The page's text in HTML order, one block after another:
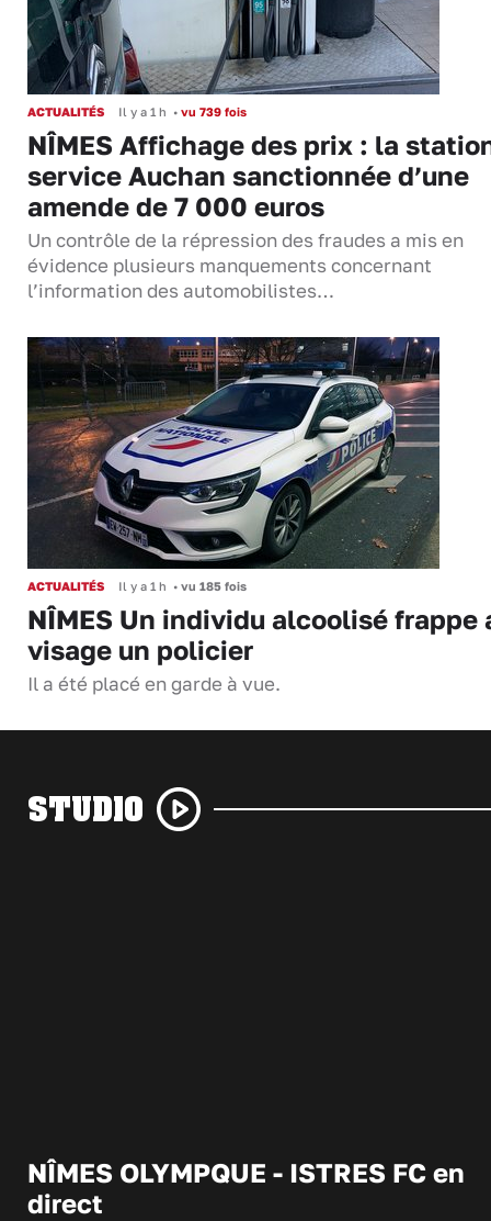
ACTUALITÉS Il y a 1 h • vu 739 fois
NÎMES Affichage des prix : la
service Auchan sanctionnée d’une
amende de 7 000 euros
Un contrôle de la répression des fraudes a mis en
évidence plusieurs manquements concernant
l’information des automobilistes…
ACTUALITÉS Il y a 1 h • vu 185 fois
NÎMES Un individu alcoolisé frappe
visage un policier
Il a été placé en garde à vue.
STUDIO
NÎMES OLYMPQUE - ISTRES FC en
direct